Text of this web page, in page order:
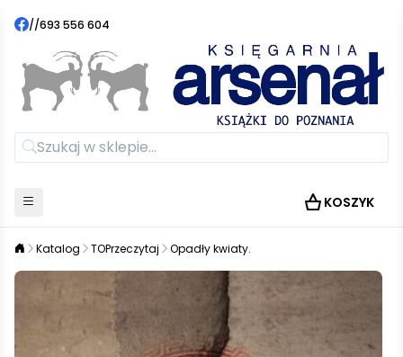
//693 556 604
KOSZYK
Katalog TOPrzeczytaj Opadły kwiaty.